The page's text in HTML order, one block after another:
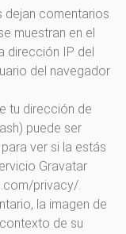
dejan comentarios
muestran en el
dirección IP del
del navegador
tu dirección de
puede ser
ver si la estás
Gravatar
privacy/.
la imagen de
de su